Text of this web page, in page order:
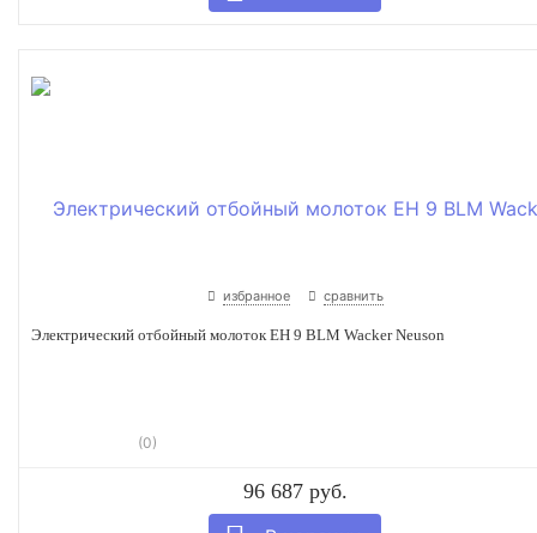
избранное сравнить
Электрический отбойный молоток EH 9 BLM Wacker Neuson
(0)
96 687 руб.